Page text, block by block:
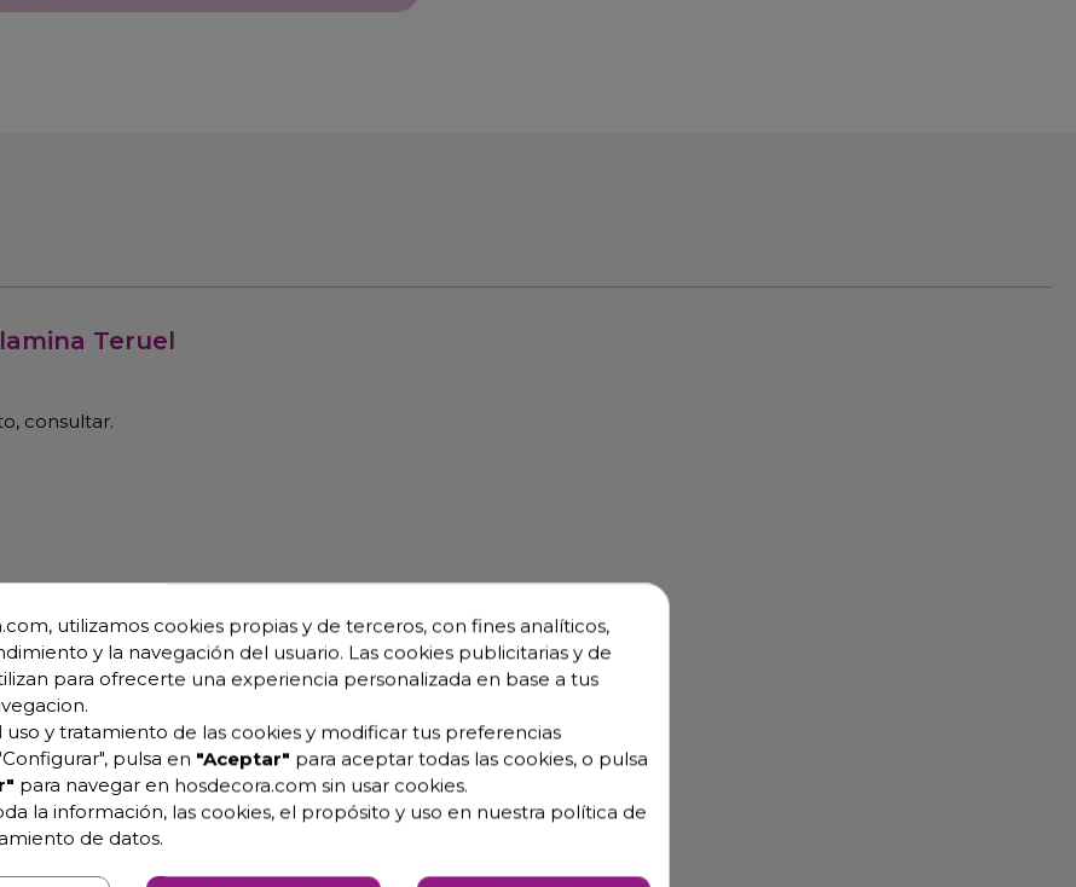
Teruel
consultar.
nosotros y le resolveremos todas las dudas.
utilizamos cookies propias y de terceros, con fines analíticos,
y la navegación del usuario. Las cookies publicitarias y de
para ofrecerte una experiencia personalizada en base a tus
uso y tratamiento de las cookies y modificar tus preferencias
pulsa en "Aceptar" para aceptar todas las cookies, o pulsa
para navegar en hosdecora.com sin usar cookies.
la información, las cookies, el propósito y uso en nuestra política de
de datos.